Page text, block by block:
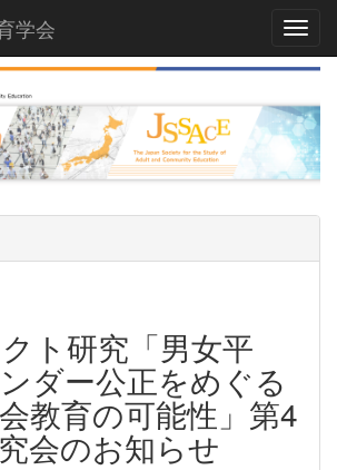
学会
ト研究「男女平
ダー公正をめぐる
教育の可能性」第4
会のお知らせ